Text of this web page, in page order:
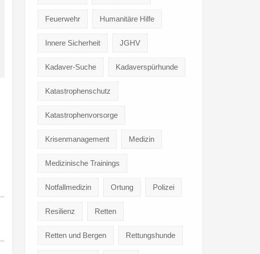
Feuerwehr Humanitäre Hilfe
Innere Sicherheit JGHV
Kadaver-Suche Kadaverspürhunde
Katastrophenschutz
Katastrophenvorsorge
Krisenmanagement Medizin
Medizinische Trainings
Notfallmedizin Ortung Polizei
Resilienz Retten
Retten und Bergen Rettungshunde